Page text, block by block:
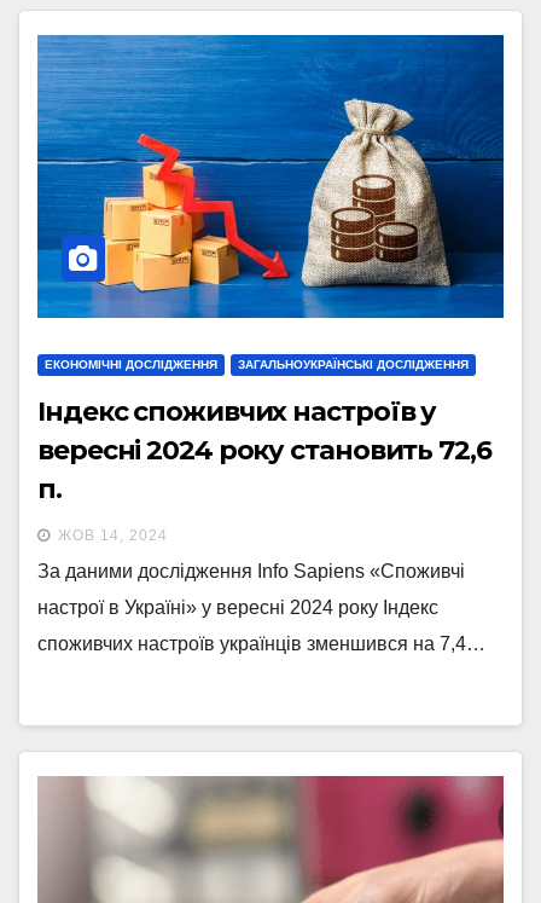
ЕКОНОМІЧНІ ДОСЛІДЖЕННЯ ЗАГАЛЬНОУКРАЇНСЬКІ ДОСЛІДЖЕННЯ
Індекс споживчих настроїв у
вересні 2024 року становить 72,6
п.
ЖОВ 14, 2024
За даними дослідження Info Sapiens «Споживчі
настрої в Україні» у вересні 2024 року Індекс
споживчих настроїв українців зменшився на 7,4…